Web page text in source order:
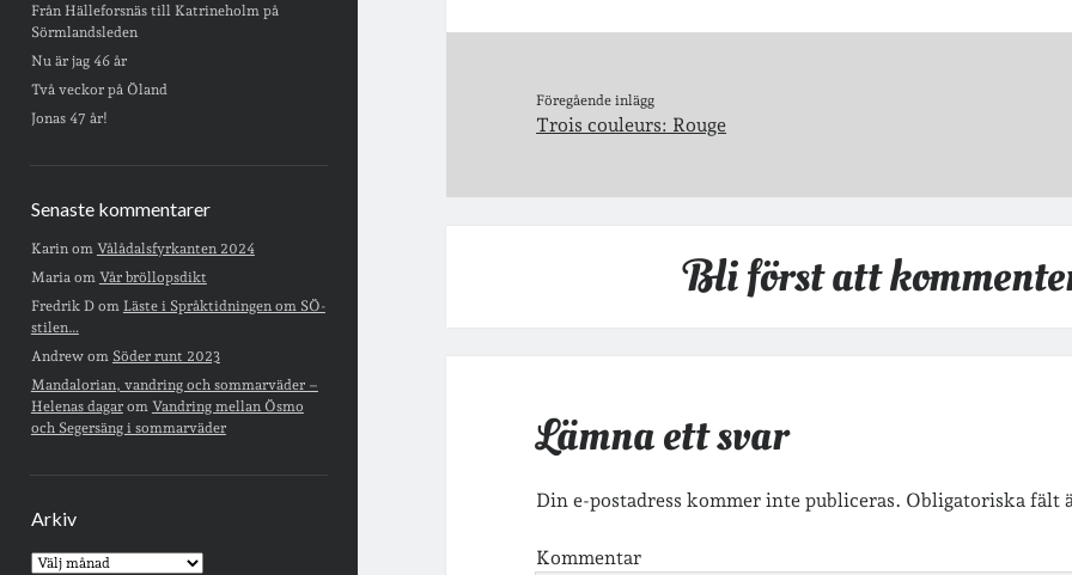
Från Hälleforsnäs till Katrineholm på
Sörmlandsleden
Nu är jag 46 år
Två veckor på Öland
Jonas 47 år!
Senaste kommentarer
Karin om Vålådalsfyrkanten 2024
Maria om Vår bröllopsdikt
Fredrik Dom Läste i Språktidningen om SÖ-
stilen…
Andrewom Söder runt 2023
Mandalorian, vandring och sommarväder –
Helenas dagarom Vandring mellan Ösmo
och Segersäng i sommarväder
Arkiv
Arkiv
Föregående inlägg
Trois couleurs: Rouge
Bli först att
Lämna ett svar
Din e-postadress kommer inte publiceras. Obligatoriska fält
Kommentar